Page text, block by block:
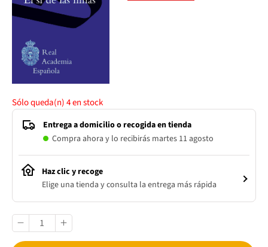
Sólo queda(n)4en stock
Entrega a domicilio o recogida en tienda
Compra ahora y lo recibirás martes 11 agosto
Haz clic y recoge
Elige una tienda y consulta la entrega más rápida